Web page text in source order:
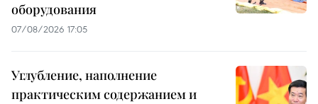
оборудования
07/08/2026 17:05
Углубление, наполнение
практическим содержанием и